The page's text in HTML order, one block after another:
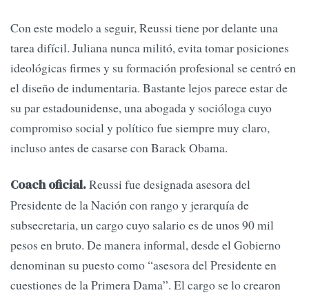
Con este modelo a seguir, Reussi tiene por delante una
tarea difícil. Juliana nunca militó, evita tomar posiciones
ideológicas firmes y su formación profesional se centró en
el diseño de indumentaria. Bastante lejos parece estar de
su par estadounidense, una abogada y socióloga cuyo
compromiso social y político fue siempre muy claro,
incluso antes de casarse con Barack Obama.
Coach oficial.Reussi fue designada asesora del
Presidente de la Nación con rango y jerarquía de
subsecretaria, un cargo cuyo salario es de unos 90 mil
pesos en bruto. De manera informal, desde el Gobierno
denominan su puesto como “asesora del Presidente en
cuestiones de la Primera Dama”. El cargo se lo crearon